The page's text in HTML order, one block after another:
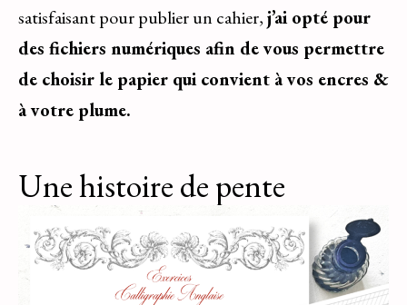
satisfaisant pour publier un cahier,j’ai opté pour
des fichiers numériques afin de vous permettre
de choisir le papier qui convient à vos encres &
à votre plume.
Une histoire de pente